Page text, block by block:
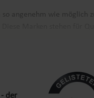
angenehm wie möglich
Marken stehen für
Kunden in ganz Europa.